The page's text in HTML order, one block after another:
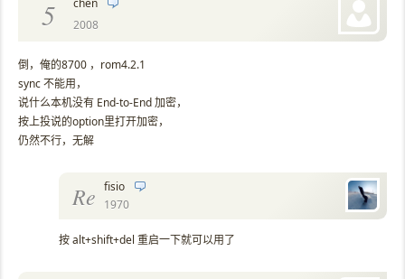
5
chen
2008
倒，俺的8700 ，rom4.2.1
sync 不能用，
说什么本机没有 End-to-End 加密，
按上投说的option里打开加密，
仍然不行，无解
Re fisio
1970
按 alt+shift+del 重启一下就可以用了